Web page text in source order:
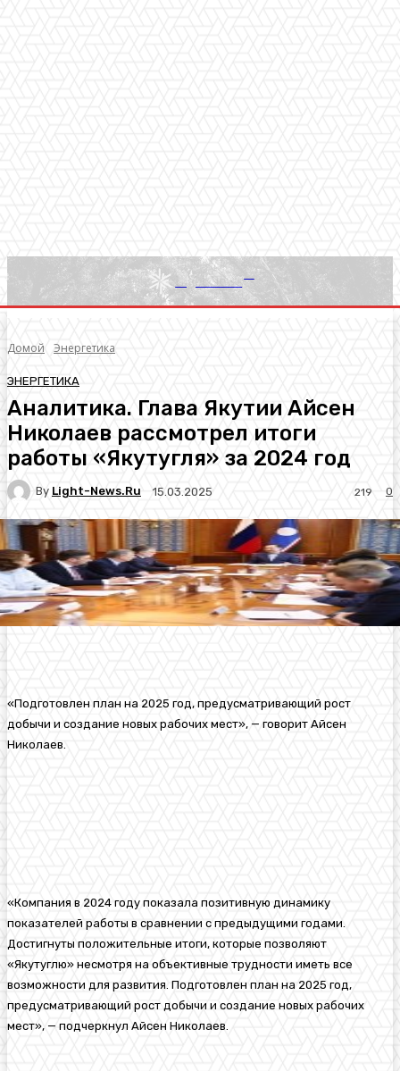
Light News
Домой Энергетика
ЭНЕРГЕТИКА
Аналитика. Глава Якутии Айсен
Николаев рассмотрел итоги
работы «Якутугля» за 2024 год
By Light-News.ru 15.03.2025 0
219
«Подготовлен план на 2025 год, предусматривающий рост
добычи и создание новых рабочих мест», — говорит Айсен
Николаев.
«Компания в 2024 году показала позитивную динамику
показателей работы в сравнении с предыдущими годами.
Достигнуты положительные итоги, которые позволяют
«Якутуглю» несмотря на объективные трудности иметь все
возможности для развития. Подготовлен план на 2025 год,
предусматривающий рост добычи и создание новых рабочих
мест», — подчеркнул Айсен Николаев.